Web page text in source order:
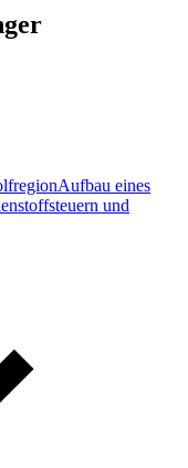
Aufbau eines
und